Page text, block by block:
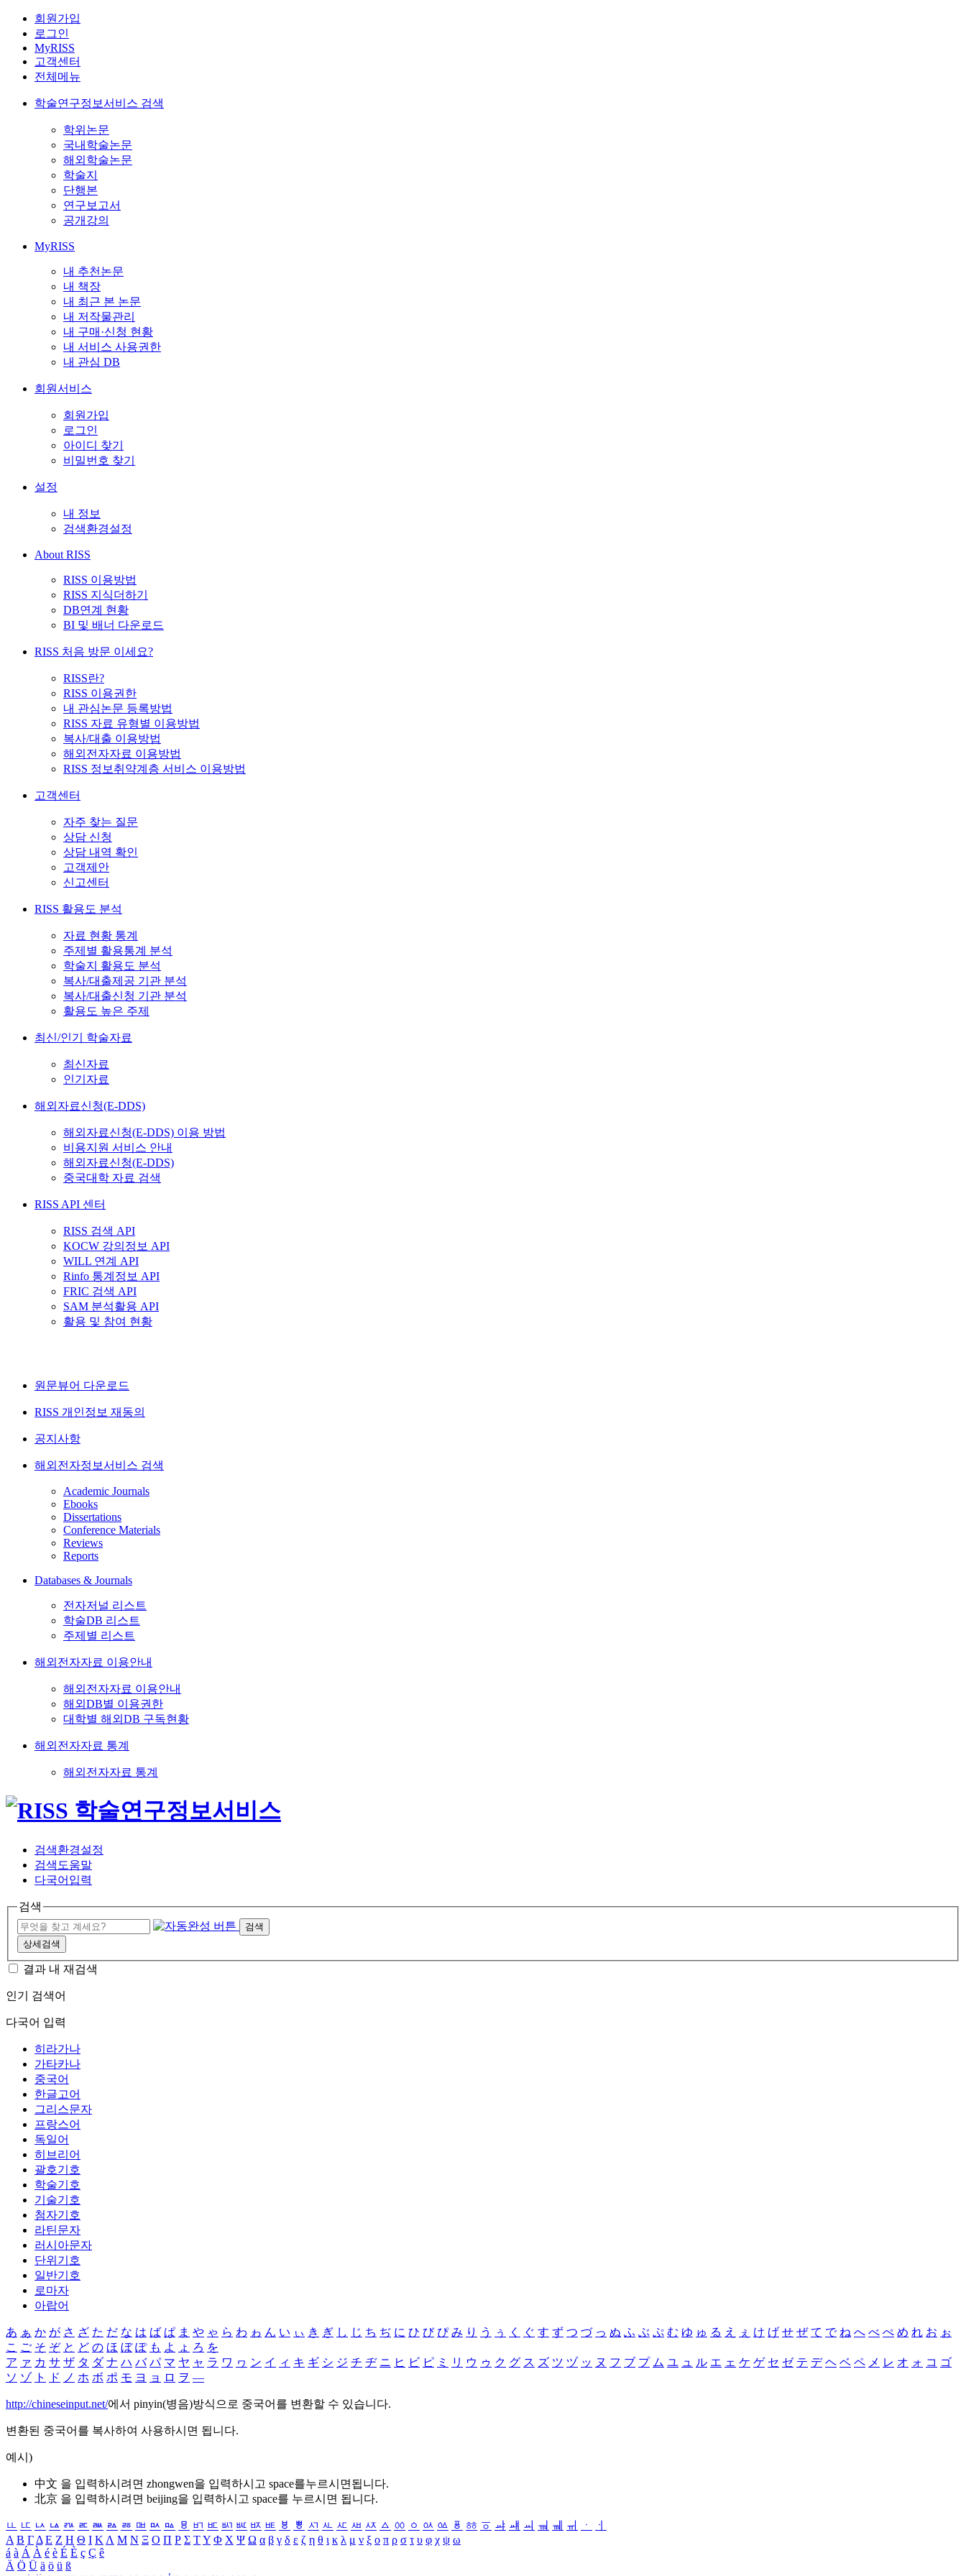
회원가입
로그인
MyRISS
고객센터
전체메뉴
학술연구정보서비스 검색
학위논문
국내학술논문
해외학술논문
학술지
단행본
연구보고서
공개강의
MyRISS
내 추천논문
내 책장
내 최근 본 논문
내 저작물관리
내 구매·신청 현황
내 서비스 사용권한
내 관심 DB
회원서비스
회원가입
로그인
아이디 찾기
비밀번호 찾기
설정
내 정보
검색환경설정
About RISS
RISS 이용방법
RISS 지식더하기
DB연계 현황
BI 및 배너 다운로드
RISS 처음 방문 이세요?
RISS란?
RISS 이용권한
내 관심논문 등록방법
RISS 자료 유형별 이용방법
복사/대출 이용방법
해외전자자료 이용방법
RISS 정보취약계층 서비스 이용방법
고객센터
자주 찾는 질문
상담 신청
상담 내역 확인
고객제안
신고센터
RISS 활용도 분석
자료 현황 통계
주제별 활용통계 분석
학술지 활용도 분석
복사/대출제공 기관 분석
복사/대출신청 기관 분석
활용도 높은 주제
최신/인기 학술자료
최신자료
인기자료
해외자료신청(E-DDS)
해외자료신청(E-DDS) 이용 방법
비용지원 서비스 안내
해외자료신청(E-DDS)
중국대학 자료 검색
RISS API 센터
RISS 검색 API
KOCW 강의정보 API
WILL 연계 API
Rinfo 통계정보 API
FRIC 검색 API
SAM 분석활용 API
활용 및 참여 현황
원문뷰어 다운로드
RISS 개인정보 재동의
공지사항
해외전자정보서비스 검색
Academic Journals
Ebooks
Dissertations
Conference Materials
Reviews
Reports
Databases & Journals
전자저널 리스트
학술DB 리스트
주제별 리스트
해외전자자료 이용안내
해외전자자료 이용안내
해외DB별 이용권한
대학별 해외DB 구독현황
해외전자자료 통계
해외전자자료 통계
검색환경설정
검색도움말
다국어입력
검색
검색
상세검색
결과 내 재검색
인기 검색어
다국어 입력
히라가나
가타카나
중국어
한글고어
그리스문자
프랑스어
독일어
히브리어
괄호기호
학술기호
기술기호
첨자기호
라틴문자
러시아문자
단위기호
일반기호
로마자
아랍어
あ ぁ か が さ ざ た だ な は ば ぱ ま や ゃ ら わ ゎ ん い ぃ き ぎ し じ ち ぢ に ひ び ぴ み り う ぅ く ぐ す ず つ づ っ ぬ ふ ぶ ぷ む ゆ ゅ る え ぇ け げ せ ぜ て で ね へ べ ぺ め れ お ぉ
こ ご そ ぞ と ど の ほ ぼ ぽ も よ ょ ろ を
ア ァ カ サ ザ タ ダ ナ ハ バ パ マ ヤ ャ ラ ワ ヮ ン イ ィ キ ギ シ ジ チ ヂ ニ ヒ ビ ピ ミ リ ウ ゥ ク グ ス ズ ツ ヅ ッ ヌ フ ブ プ ム ユ ュ ル エ ェ ケ ゲ セ ゼ テ デ ヘ ベ ペ メ レ オ ォ コ ゴ
ソ ゾ ト ド ノ ホ ボ ポ モ ヨ ョ ロ ヲ ―
http://chineseinput.net/에서 pinyin(병음)방식으로 중국어를 변환할 수 있습니다.
변환된 중국어를 복사하여 사용하시면 됩니다.
예시)
中文 을 입력하시려면 zhongwen을 입력하시고 space를누르시면됩니다.
北京 을 입력하시려면 beijing을 입력하시고 space를 누르시면 됩니다.
ㅥ ㅦ ㅧ ㅨ ㅩ ㅪ ㅫ ㅬ ㅭ ㅮ ㅯ ㅰ ㅱ ㅲ ㅳ ㅴ ㅵ ㅶ ㅷ ㅸ ㅹ ㅺ ㅻ ㅼ ㅽ ㅾ ㅿ ㆀ ㆁ ㆂ ㆃ ㆄ ㆅ ㆆ ㆇ ㆈ ㆉ ㆊ ㆋ ㆌ ㆍ
ㆎ
Α Β ΓΔ Ε Ζ Η Θ Ι ΚΛ Μ Ν Ξ Ο Π Ρ Σ ΤΥ Φ Χ Ψ Ω α β γ δ ε ζ η θ ι κ λ μ ν ξ ο π ρ σ τ υ φ χ ψ ω
á à Á À é è É È ç Ç ê
Ä Ö Ü ä ö ü ß